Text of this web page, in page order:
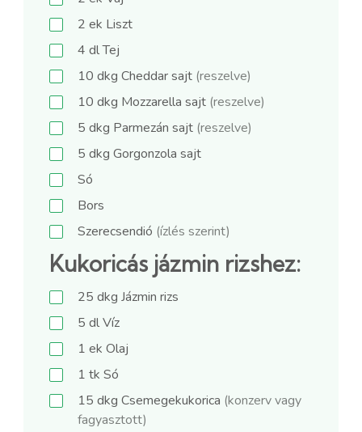
2 ek Liszt
4 dlTej
10 dkg Cheddar sajt (reszelve)
10 dkg Mozzarella sajt (reszelve)
5 dkg Parmezán sajt (reszelve)
5 dkg Gorgonzola sajt
Só
Bors
Szerecsendió (ízlés szerint)
Kukoricás jázmin rizshez:
25 dkg Jázmin rizs
5 dlVíz
1 ek Olaj
1 tk Só
15 dkg Csemegekukorica (konzerv vagy
fagyasztott)